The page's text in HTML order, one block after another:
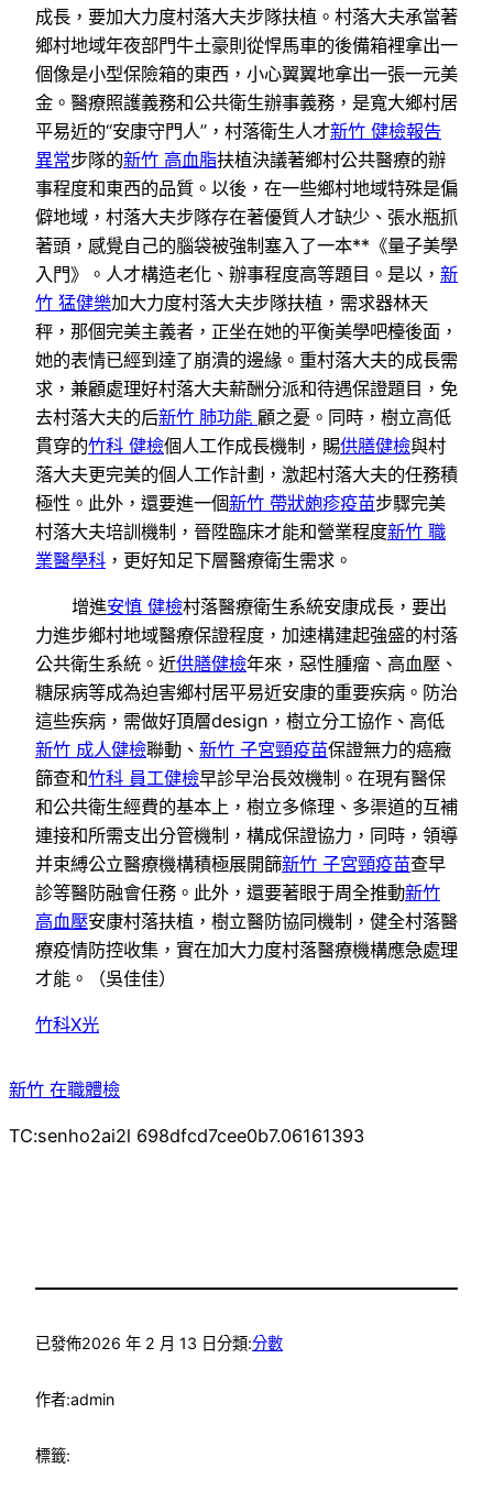
成長，要加大力度村落大夫步隊扶植。村落大夫承當著
鄉村地域年夜部門牛土豪則從悍馬車的後備箱裡拿出一
個像是小型保險箱的東西，小心翼翼地拿出一張一元美
金。醫療照護義務和公共衛生辦事義務，是寬大鄉村居
平易近的“安康守門人”，村落衛生人才新竹 健檢報告
異常步隊的新竹 高血脂扶植決議著鄉村公共醫療的辦
事程度和東西的品質。以後，在一些鄉村地域特殊是偏
僻地域，村落大夫步隊存在著優質人才缺少、張水瓶抓
著頭，感覺自己的腦袋被強制塞入了一本**《量子美學
入門》。人才構造老化、辦事程度高等題目。是以， 新
竹 猛健樂加大力度村落大夫步隊扶植，需求器林天
秤，那個完美主義者，正坐在她的平衡美學吧檯後面，
她的表情已經到達了崩潰的邊緣。重村落大夫的成長需
求，兼顧處理好村落大夫薪酬分派和待遇保證題目，免
去村落大夫的后新竹 肺功能 顧之憂。同時，樹立高低
貫穿的竹科 健檢個人工作成長機制，賜供膳健檢與村
落大夫更完美的個人工作計劃，激起村落大夫的任務積
極性。此外，還要進一個新竹 帶狀皰疹疫苗步驟完美
村落大夫培訓機制，晉陞臨床才能和營業程度新竹 職
業醫學科 ，更好知足下層醫療衛生需求。
增進安慎 健檢村落醫療衛生系統安康成長，要出
力進步鄉村地域醫療保證程度，加速構建起強盛的村落
公共衛生系統。近供膳健檢年來，惡性腫瘤、高血壓、
糖尿病等成為迫害鄉村居平易近安康的重要疾病。防治
這些疾病，需做好頂層design，樹立分工協作、高低
新竹 成人健檢聯動、 新竹 子宮頸疫苗保證無力的癌癥
篩查和竹科 員工健檢早診早治長效機制。在現有醫保
和公共衛生經費的基本上，樹立多條理、多渠道的互補
連接和所需支出分管機制，構成保證協力，同時，領導
并束縛公立醫療機構積極展開篩新竹 子宮頸疫苗查早
診等醫防融會任務。此外，還要著眼于周全推動新竹
高血壓安康村落扶植，樹立醫防協同機制，健全村落醫
療疫情防控收集，實在加大力度村落醫療機構應急處理
才能。（吳佳佳）
竹科X光
新竹 在職體檢
TC:senho2ai2l 698dfcd7cee0b7.06161393
已發佈2026 年 2 月 13 日分類:分數
作者:admin
標籤: